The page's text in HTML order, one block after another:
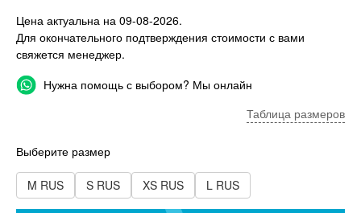
Цена актуальна на 09-08-2026.
Для окончательного подтверждения стоимости с вами
свяжется менеджер.
Нужна помощь с выбором? Мы онлайн
Таблица размеров
Выберите размер
M RUS S RUS XS RUS L RUS